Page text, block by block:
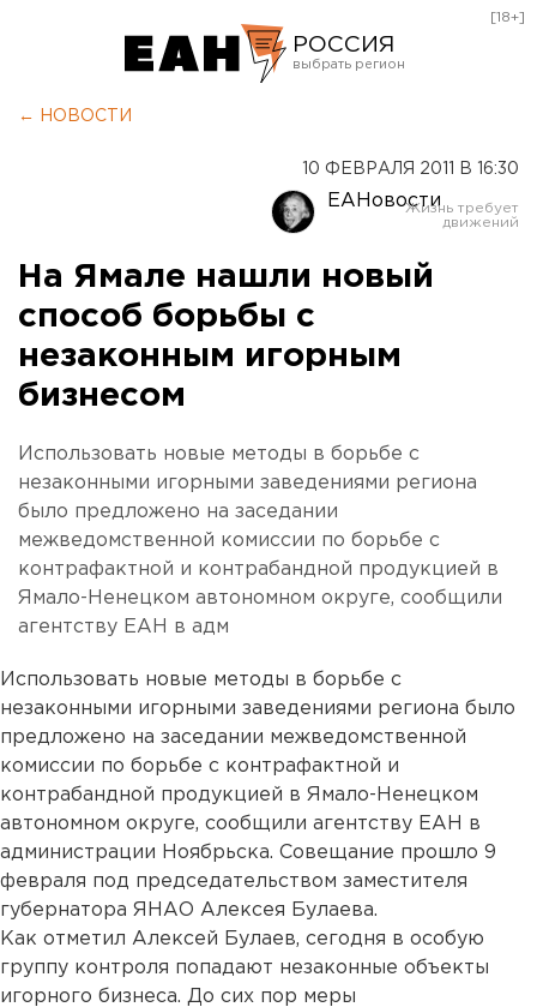
РОССИЯ
Оренбург
[18+]
← НОВОСТИ
10 ФЕВРАЛЯ 2011 В 16:30
ЕАНовости
На Ямале нашли новый
способ борьбы с
незаконным игорным
бизнесом
Использовать новые методы в борьбе с
незаконными игорными заведениями региона
было предложено на заседании
межведомственной комиссии по борьбе с
контрафактной и контрабандной продукцией в
Ямало-Ненецком автономном округе, сообщили
агентству ЕАН в адм
Использовать новые методы в борьбе с
незаконными игорными заведениями региона было
предложено на заседании межведомственной
комиссии по борьбе с контрафактной и
контрабандной продукцией в Ямало-Ненецком
автономном округе, сообщили агентству ЕАН в
администрации Ноябрьска. Совещание прошло 9
февраля под председательством заместителя
губернатора ЯНАО Алексея Булаева.
Как отметил Алексей Булаев, сегодня в особую
группу контроля попадают незаконные объекты
игорного бизнеса. До сих пор меры